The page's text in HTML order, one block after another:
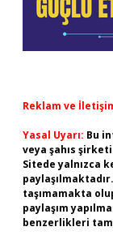
Reklam ve
Yasal Uyarı: Bu
veya şahıs
Sitede yalnızca
taşımamakta
paylaşım
benzerlikleri